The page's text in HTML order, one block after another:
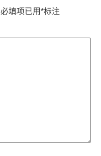
必填项已用*标注